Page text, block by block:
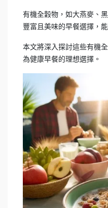
有機全穀物，如大燕麥、
豐富且美味的早餐選擇，
本文將深入探討這些有機
為健康早餐的理想選擇。